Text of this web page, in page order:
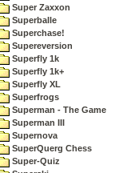
Super Zaxxon
Superballe
Superchase!
Supereversion
Superfly 1k
Superfly 1k+
Superfly XL
Superfrogs
Superman - The Game
Superman III
Supernova
SuperQuerg Chess
Super-Quiz